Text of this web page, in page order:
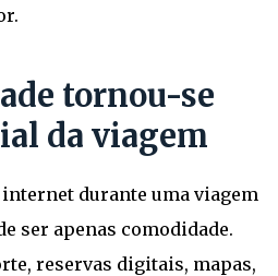
tornou-se
da viagem
durante uma viagem
ser apenas comodidade.
reservas digitais, mapas,